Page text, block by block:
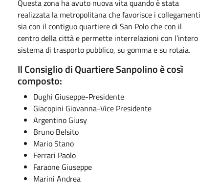
Questa zona ha avuto nuova vita quando è stata
realizzata la metropolitana che favorisce i collegamenti
sia con il contiguo quartiere di San Polo che con il
centro della città e permette interrelazioni con l’intero
sistema di trasporto pubblico, su gomma e su rotaia.
​Il Consiglio di Quartiere Sanpolino è così
composto:
Dughi Giuseppe-Presidente
Giacopini Giovanna-Vice Presidente
Argentino Giusy
Bruno Belsito
Mario Stano
Ferrari Paolo
Faraone Giuseppe
Marini Andrea